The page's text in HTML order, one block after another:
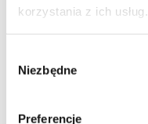
korzystania z ich usług.
zgody
Niezbędne
Preferencje